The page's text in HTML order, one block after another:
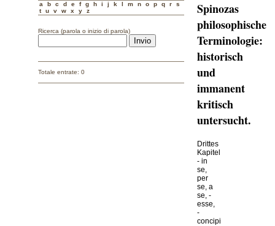
a b c d e f g h i j k l m n o p q r
s
t
u v w x y z
Ricerca (parola o inizio di parola)
Totale entrate: 0
Spinozas
philosophische
Terminologie:
historisch
und
immanent
kritisch
untersucht.
Drittes
Kapitel
- in
se,
per
se, a
se, -
esse,
-
concipi